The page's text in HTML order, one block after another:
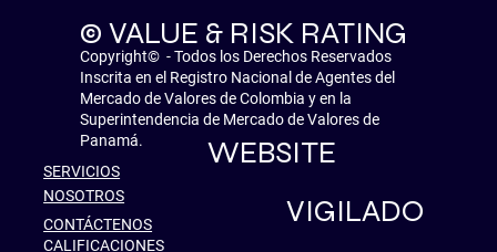
© VALUE & RISK RATING
Copyright© - Todos los Derechos Reservados
Inscrita en el Registro Nacional de Agentes del
Mercado de Valores de Colombia y en la
Superintendencia de Mercado de Valores de
Panamá.
NOSOTROS
SERVICIOS
CONTÁCTENOS
CALIFICACIONES
WEBSITE
VIGILADO